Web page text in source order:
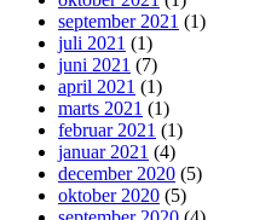
september 2021 (1)
juli 2021 (1)
juni 2021 (7)
april 2021 (1)
marts 2021 (1)
februar 2021 (1)
januar 2021 (4)
december 2020 (5)
oktober 2020 (5)